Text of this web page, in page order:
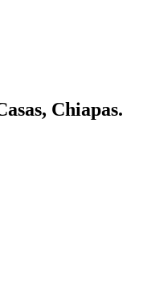
Chiapas.